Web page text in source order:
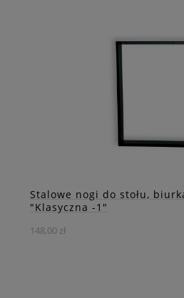
dla okrągłych stołów stylu
stanowią stabilną podporę
dowolnym kształcie.
DO
Stalowe nogi do stołu,
"Klasyczna -1"
148,00 zł